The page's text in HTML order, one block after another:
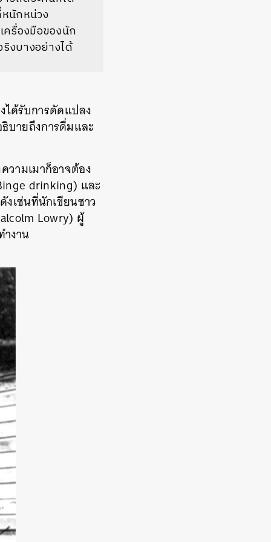
หนักหน่วง
ครื่องมือของนัก
งบางอย่างได้
ได้รับการดัดแปลง
บายถึงการดื่มและ
วามเมาก็อาจต้อง
drinking) และ
เช่นที่นักเขียนชาว
Lowry) ผู้
งาน